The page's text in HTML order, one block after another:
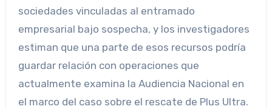
sociedades vinculadas al entramado
empresarial bajo sospecha, y los investigadores
estiman que una parte de esos recursos podría
guardar relación con operaciones que
actualmente examina la Audiencia Nacional en
el marco del caso sobre el rescate de Plus Ultra.